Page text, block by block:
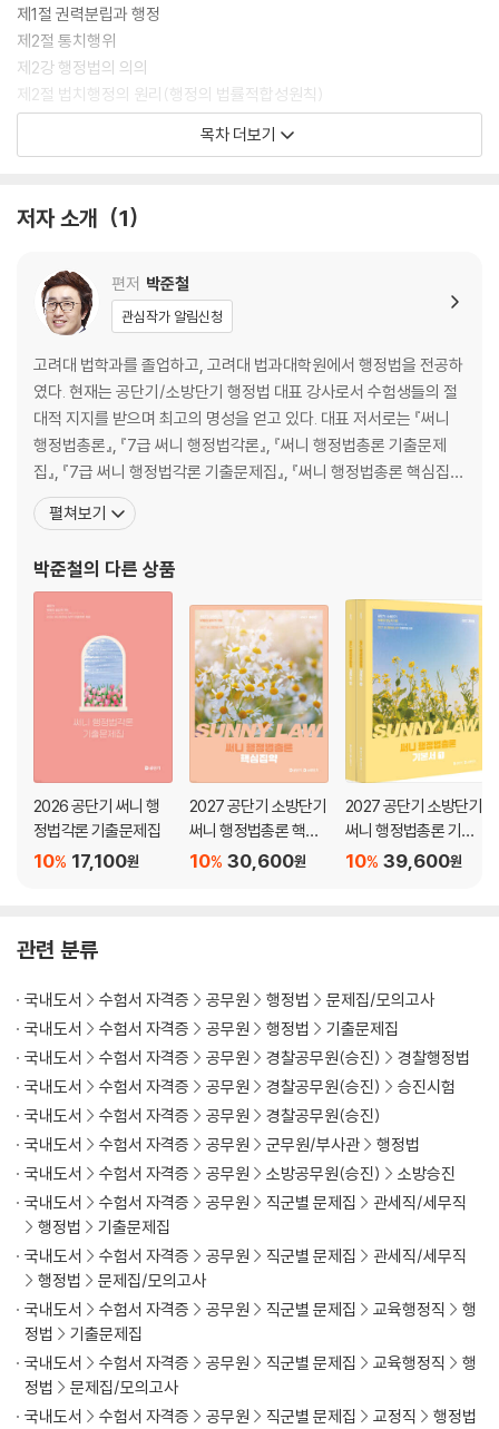
함으로써 자주 출제되는 기출지문과 관련법령, 판례를 주의 깊게 학습할
수 있도록 내용 및 시각적 측면에서 세심히 배려하여 구성하였다. 관련판
례 및 중요조문에 관련된 기출지문들을 적절히 배치하였다. 자주 출제되는
판례와 조문을 집중분석하여, OX문제로 풀 수 있도록 관련기출을 정리하
여 각 논점별 관련기출에 배치함으로써 하나의 판례나 조문이 실제 시험에
서 어떤 식으로 다양하게 변형되는지를 파악할 수 있도록 구성하였다.
는 대표문제로 선정하고, 시험 전 꼭 확인해야 할 필수 기출문제는 붉은색
근 출제경향을 보다 빠르게 파악할 수 있도록 구성하였다. 기존과 표현을
달리하거나 주의를 요하는 지문들을 객관식 문제 형태인 ‘플러스 기출 모
의고사’로 구성함으로써 출제된 논점들을 충분히 정리할 수 있도록 하였
다. 2025년판에는 자기 주도적 학습을 위한 학습 도구로서 모의고사가 제
공된다. 편별로 삽입된 QR코드를 통해 복습 테스트 개념의 ‘기출 온라인
모의고사’를 풀고 다양한 학습 리포트도 받아 볼 수 있다.
이와 같이 본문의 기출문제를 통해 최신 출제경향과 학습의 줄기(필수 기
출문제)를 학습하고, 관련기출을 통해 연계된 내용을 유기적으로 학습하
며, 플러스 기출 모의고사를 통해 주요 논점까지 빠짐없이 학습한다면 학
제1절 권력분립과 행정
제2절 통치행위
제2강 행정법의 의의
제2절 법치행정의 원리(행정의 법률적합성원칙)
제3강 행정법의 법원과 효력
제1절 비례의 원칙(과잉금지의 원칙)
제3절 그 밖의 일반원칙
제5강 행정법관계
제1절 공법관계와 사법관계
제3절 행정법관계의 당사자
제6강 공권과 공의무관계
제1절 공권과 공의무(공법관계－행정법관계의 내용)
제7강 특별권력관계 등
제1절 특별권력관계
제8강 행정법상의 법률요건과 법률사실
제1절 행정법상의 사건
제2절 신고와 신청
제10강 법규명령
제1절 법규명령
제11강 행정규칙 등
제12강 행정행위의 기초개념
제2절 기속행위와 재량행위, 불확정개념과 판단여지
제13강 행정행위의 내용
제1절 법률행위적 행정행위
제1절 행정행위의 부관
제15강 행정행위의 요건과 효력
제1절 행정행위의 성립 및 효력발생요건
제2절 행정법령의 적용문제
제3절 행정행위의 효력 및 구속력
제16강 행정행위의 하자와 하자승계
제1절 행정행위의 하자
제2절 행정행위의 하자승계
제17강 행정행위의 폐지(취소ㆍ철회) 및 실효
제1절 행정행위의 폐지
제2절 행정행위의 실효
제18강 확약 등
제1절 행정상의 확약
제2절 행정계획
제19강 공법상 계약 등
제1절 그 밖의 행정의 주요 행정형식 1
제2절 그 밖의 행정의 주요 행정형식 2
목차 더보기
저자 소개 1
편저 박준철
관심작가 알림신청
고려대 법학과를 졸업하고, 고려대 법과대학원에서 행정법을 전공하
였다. 현재는 공단기/소방단기 행정법 대표 강사로서 수험생들의 절
대적 지지를 받으며 최고의 명성을 얻고 있다. 대표 저서로는 『써니
행정법총론』, 『7급 써니 행정법각론』, 『써니 행정법총론 기출문제
집』, 『7급 써니 행정법각론 기출문제집』, 『써니 행정법총론 핵심집
약』, 『7, 9급 써니 행정법총론 단원별 모의고사』, 『써니 행정법총론
소방 단원별 모의고사』, 『7, 9급 써니 행정법총론 실전동형 모의고
오답노트』, 『7, 9급 써니 행정법총론 SO
펼쳐보기
박준철의 다른 상품
2026 공단기 써니 행
정법각론 기출문제집
17,100원
10%
2027 공단기 소방단기
써니 행정법총론 핵심
집약 30,600원
10%
2027 공단기 소방단기
써니 행정법총론 기본
서
39,600원
10%
관련 분류
국내도서 수험서 자격증 공무원 행정법
문제집/모의고사
국내도서
수험서 자격증 공무원 행정법
기출문제집
국내도서
수험서 자격증 공무원 경찰공무원(승진)
경찰행정법
국내도서
수험서 자격증 공무원 경찰공무원(승진)
승진시험
국내도서
수험서 자격증 공무원
경찰공무원(승진)
국내도서
수험서 자격증 공무원 군무원/부사관
행정법
국내도서
수험서 자격증 공무원 소방공무원(승진)
소방승진
국내도서
수험서 자격증 공무원 직군별 문제집
관세직/세무직
행정법
기출문제집
국내도서
수험서 자격증 공무원 직군별 문제집
관세직/세무직
행정법
문제집/모의고사
국내도서
수험서 자격증 공무원 직군별 문제집 교육행정직
행
정법
기출문제집
국내도서
수험서 자격증 공무원 직군별 문제집 교육행정직
행
정법
문제집/모의고사
국내도서
수험서 자격증 공무원 직군별 문제집 교정직
행정법